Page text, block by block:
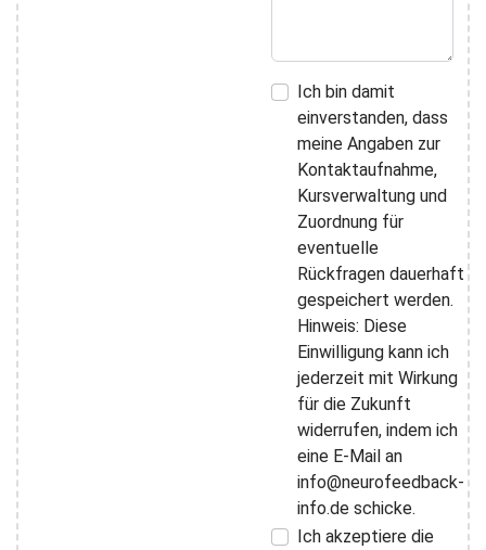
Ich bin damit
einverstanden, dass
meine Angaben zur
Kontaktaufnahme,
Kursverwaltung und
Zuordnung für
eventuelle
Rückfragen dauerhaft
gespeichert werden.
Hinweis: Diese
Einwilligung kann ich
jederzeit mit Wirkung
für die Zukunft
widerrufen, indem ich
eine E-Mail an
info@neurofeedback-
info.de schicke.
Ich akzeptiere die